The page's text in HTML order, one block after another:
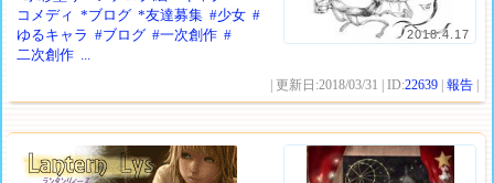
2018.4.17
コメディ *ブログ *友達募集 #少女 #
ゆるキャラ #ブログ #一次創作 #
二次創作 ...
| 更新日:2018/03/31 | ID:22639 |報告